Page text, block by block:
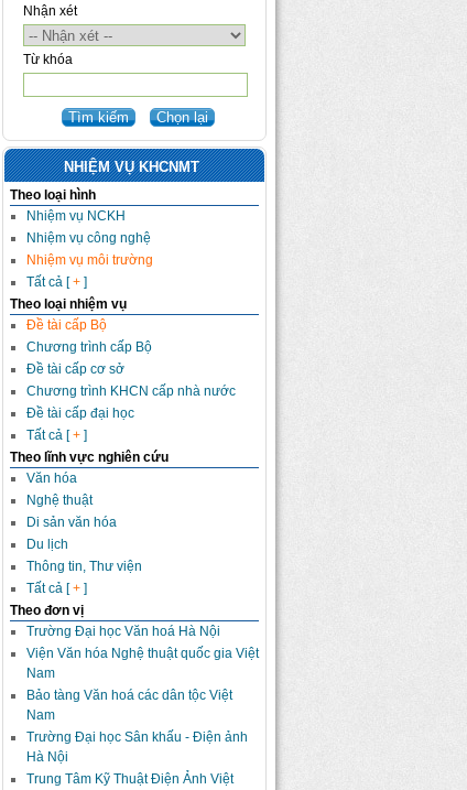
Nhận xét
Từ khóa
NHIỆM VỤ KHCNMT
Theo loại hình
Nhiệm vụ NCKH
Nhiệm vụ công nghệ
Nhiệm vụ môi trường
Tất cả [+ ]
Theo loại nhiệm vụ
Đề tài cấp Bộ
Chương trình cấp Bộ
Đề tài cấp cơ sở
Chương trình KHCN cấp nhà nước
Đề tài cấp đại học
Tất cả [+ ]
Theo lĩnh vực nghiên cứu
Văn hóa
Nghệ thuật
Di sản văn hóa
Du lịch
Thông tin, Thư viện
Tất cả [+ ]
Theo đơn vị
Trường Đại học Văn hoá Hà Nội
Viện Văn hóa Nghệ thuật quốc gia Việt
Nam
Bảo tàng Văn hoá các dân tộc Việt
Nam
Trường Đại học Sân khấu - Điện ảnh
Hà Nội
Trung Tâm Kỹ Thuật Điện Ảnh Việt